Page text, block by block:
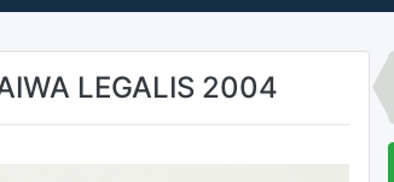
LEGALIS 2004